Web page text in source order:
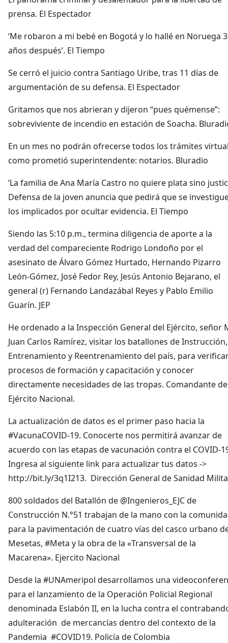
prensa. El Espectador
‘Me robaron a mi bebé en Bogotá y lo hallé en Noruega
años después’. El Tiempo
Se cerró el juicio contra Santiago Uribe, tras 11 días de
argumentación de su defensa. El Espectador
Gritamos que nos abrieran y dijeron “pues quémense”:
sobreviviente de incendio en estación de Soacha.
En un mes no podrán ofrecerse todos los trámites
como prometió superintendente: notarios. Bluradio
‘La familia de Ana María Castro no quiere plata sino
Defensa de la joven anuncia que pedirá que se
los implicados por ocultar evidencia. El Tiempo
Siendo las 5:10 p.m., termina diligencia de aporte a la
verdad del compareciente Rodrigo Londoño por el
asesinato de Álvaro Gómez Hurtado, Hernando Pizarro
León-Gómez, José Fedor Rey, Jesús Antonio Bejarano, el
general (r) Fernando Landazábal Reyes y Pablo Emilio
Guarín. JEP
He ordenado a la Inspección General del Ejército, señor
Juan Carlos Ramírez, visitar los batallones de Instrucción,
Entrenamiento y Reentrenamiento del país, para
procesos de formación y capacitación y conocer
directamente necesidades de las tropas. Comandante
Ejército Nacional.
La actualización de datos es el primer paso hacia la
#VacunaCOVID-19. Conocerte nos permitirá avanzar de
acuerdo con las etapas de vacunación contra el COVID-
Ingresa al siguiente link para actualizar tus datos ->
http://bit.ly/3q1I213. Dirección General de Sanidad
800 soldados del Batallón de @Ingenieros_EJC de
Construcción N.°51 trabajan de la mano con la
para la pavimentación de cuatro vías del casco urbano
Mesetas, #Meta y la obra de la «Transversal de la
Macarena». Ejercito Nacional
Desde la #UNAmeripol desarrollamos una
para el lanzamiento de la Operación Policial Regional
denominada Eslabón II, en la lucha contra el
adulteración de mercancías dentro del contexto de la
Pandemia #COVID19. Policía de Colombia